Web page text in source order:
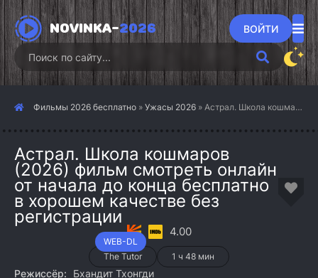
NOVINKA-2026 ВОЙТИ
Фильмы 2026 бесплатно » Ужасы 2026 » Астрал. Школа кошмаров (2026)
Астрал. Школа кошмаров
(2026) фильм смотреть онлайн
от начала до конца бесплатно
в хорошем качестве без
регистрации
WEB-DL
4.00
The Tutor 1 ч 48 мин
Режиссёр:
Бхандит Тхонгди